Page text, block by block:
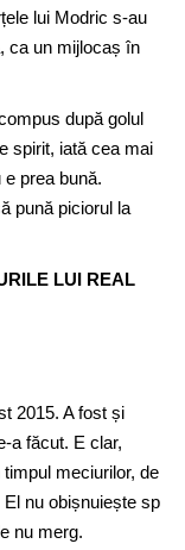
lui Modric s-au
ca un mijlocaș în
după golul
spirit, iată cea mai
prea bună.
pună piciorul la
LUI REAL
2015. A fost și
a făcut. E clar,
meciurilor, de
nu obișnuiește sp
nu merg.